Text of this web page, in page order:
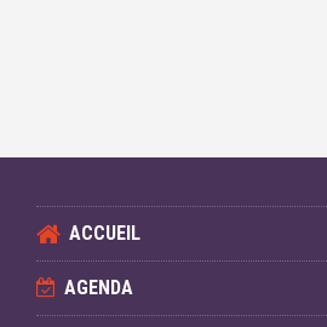
ACCUEIL
AGENDA